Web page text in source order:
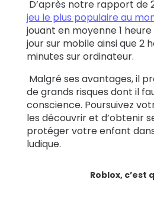
D’après notre rapport de
jeu le plus populaire au
jouant en moyenne 1
jour sur mobile ainsi que 2
minutes sur ordinateur.
Malgré ses avantages, il
de grands risques dont il
conscience. Poursuivez
les découvrir et d’obtenir
protéger votre enfant
ludique.
Roblox, c’est